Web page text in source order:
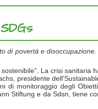
di povertà e
La crisi sanitaria
presidente
di monitoraggio degli
Stiftung e da Sdsn, tiene